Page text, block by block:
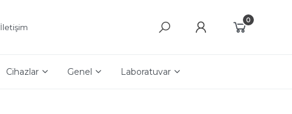
İletişim
0
Cihazlar Genel Laboratuvar